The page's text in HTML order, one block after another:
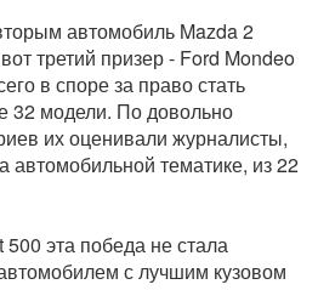
автомобиль Mazda 2
третий призер - Ford Mondeo
в споре за право стать
32 модели. По довольно
их оценивали журналисты,
тематике, из 22
500 эта победа не стала
с лучшим кузовом